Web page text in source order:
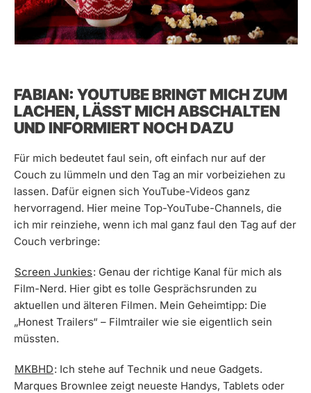
FABIAN: YOUTUBE BRINGT MICH ZUM
LACHEN, LÄSST MICH ABSCHALTEN
UND INFORMIERT NOCH DAZU
Für mich bedeutet faul sein, oft einfach nur auf der
Couch zu lümmeln und den Tag an mir vorbeiziehen zu
lassen. Dafür eignen sich YouTube-Videos ganz
hervorragend. Hier meine Top-YouTube-Channels, die
ich mir reinziehe, wenn ich mal ganz faul den Tag auf der
Couch verbringe:
Screen Junkies: Genau der richtige Kanal für mich als
Film-Nerd. Hier gibt es tolle Gesprächsrunden zu
aktuellen und älteren Filmen. Mein Geheimtipp: Die
„Honest Trailers“ – Filmtrailer wie sie eigentlich sein
müssten.
MKBHD: Ich stehe auf Technik und neue Gadgets.
Marques Brownlee zeigt neueste Handys, Tablets oder